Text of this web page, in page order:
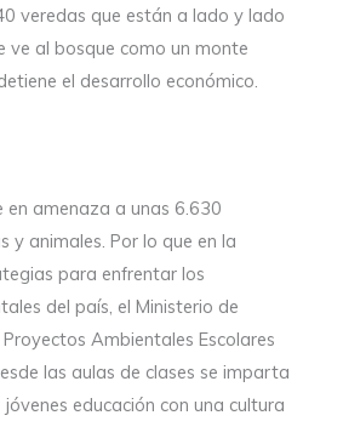
veredas que están a lado y lado
ve al bosque como un monte
el desarrollo económico.
en amenaza a unas 6.630
y animales. Por lo que en la
para enfrentar los
del país, el Ministerio de
Ambientales Escolares
las aulas de clases se imparta
educación con una cultura